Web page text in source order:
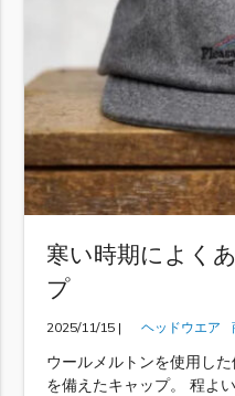
寒い時期によく
プ
2025/11/15 | ヘッドウエア
ウールメルトンを使用し
を備えたキャップ。 程よ